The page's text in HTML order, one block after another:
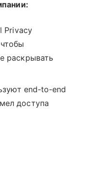
Privacy
раскрывать
end-to-end
доступа